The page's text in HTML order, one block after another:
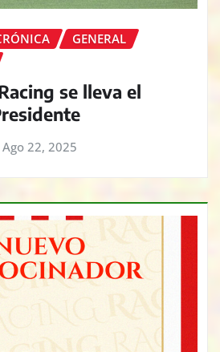
GENERAL
se lleva el
Ago 22, 2025